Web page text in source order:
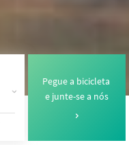
Pegue a bicicleta
e junte-se a nós